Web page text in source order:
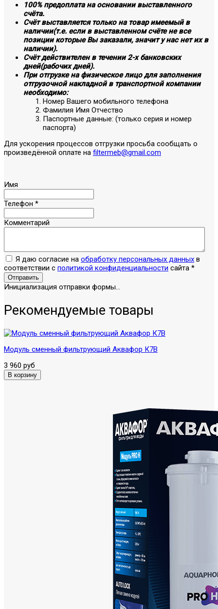
100% предоплата на основании выставленного
счёта.
Счёт выставляется только на товар имеемый в
наличии(т.е. если в выставленном счёте не все
позиции которые Вы заказали, значит у нас нет их в
наличии).
Счёт действителен в течении 2-х банковских
дней(рабочих дней).
При отгрузке на физическое лицо для заполнения
отгрузочной накладной в транспортной компании
необходимо:
Номер Вашего мобильного телефона
Фамилия Имя Отчество
Паспортные данные: (только серия и номер
паспорта)
Для ускорения процессов отгрузки просьба сообщать о
произведённой оплате на filtermeb@gmail.com
Имя
Телефон *
Комментарий
Я даю согласие на обработку персональных данных в
соответствии с политикой конфиденциальности сайта *
Отправить
Инициализация отправки формы...
Рекомендуемые товары
Модуль сменный фильтрующий Аквафор К7В
3 960 руб